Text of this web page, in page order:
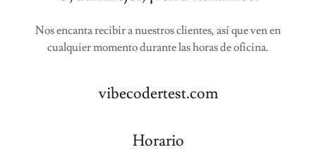
Nos encanta recibir a nuestros clientes, así que ven en
cualquier momento durante las horas de oficina.
vibecodertest.com
Horario